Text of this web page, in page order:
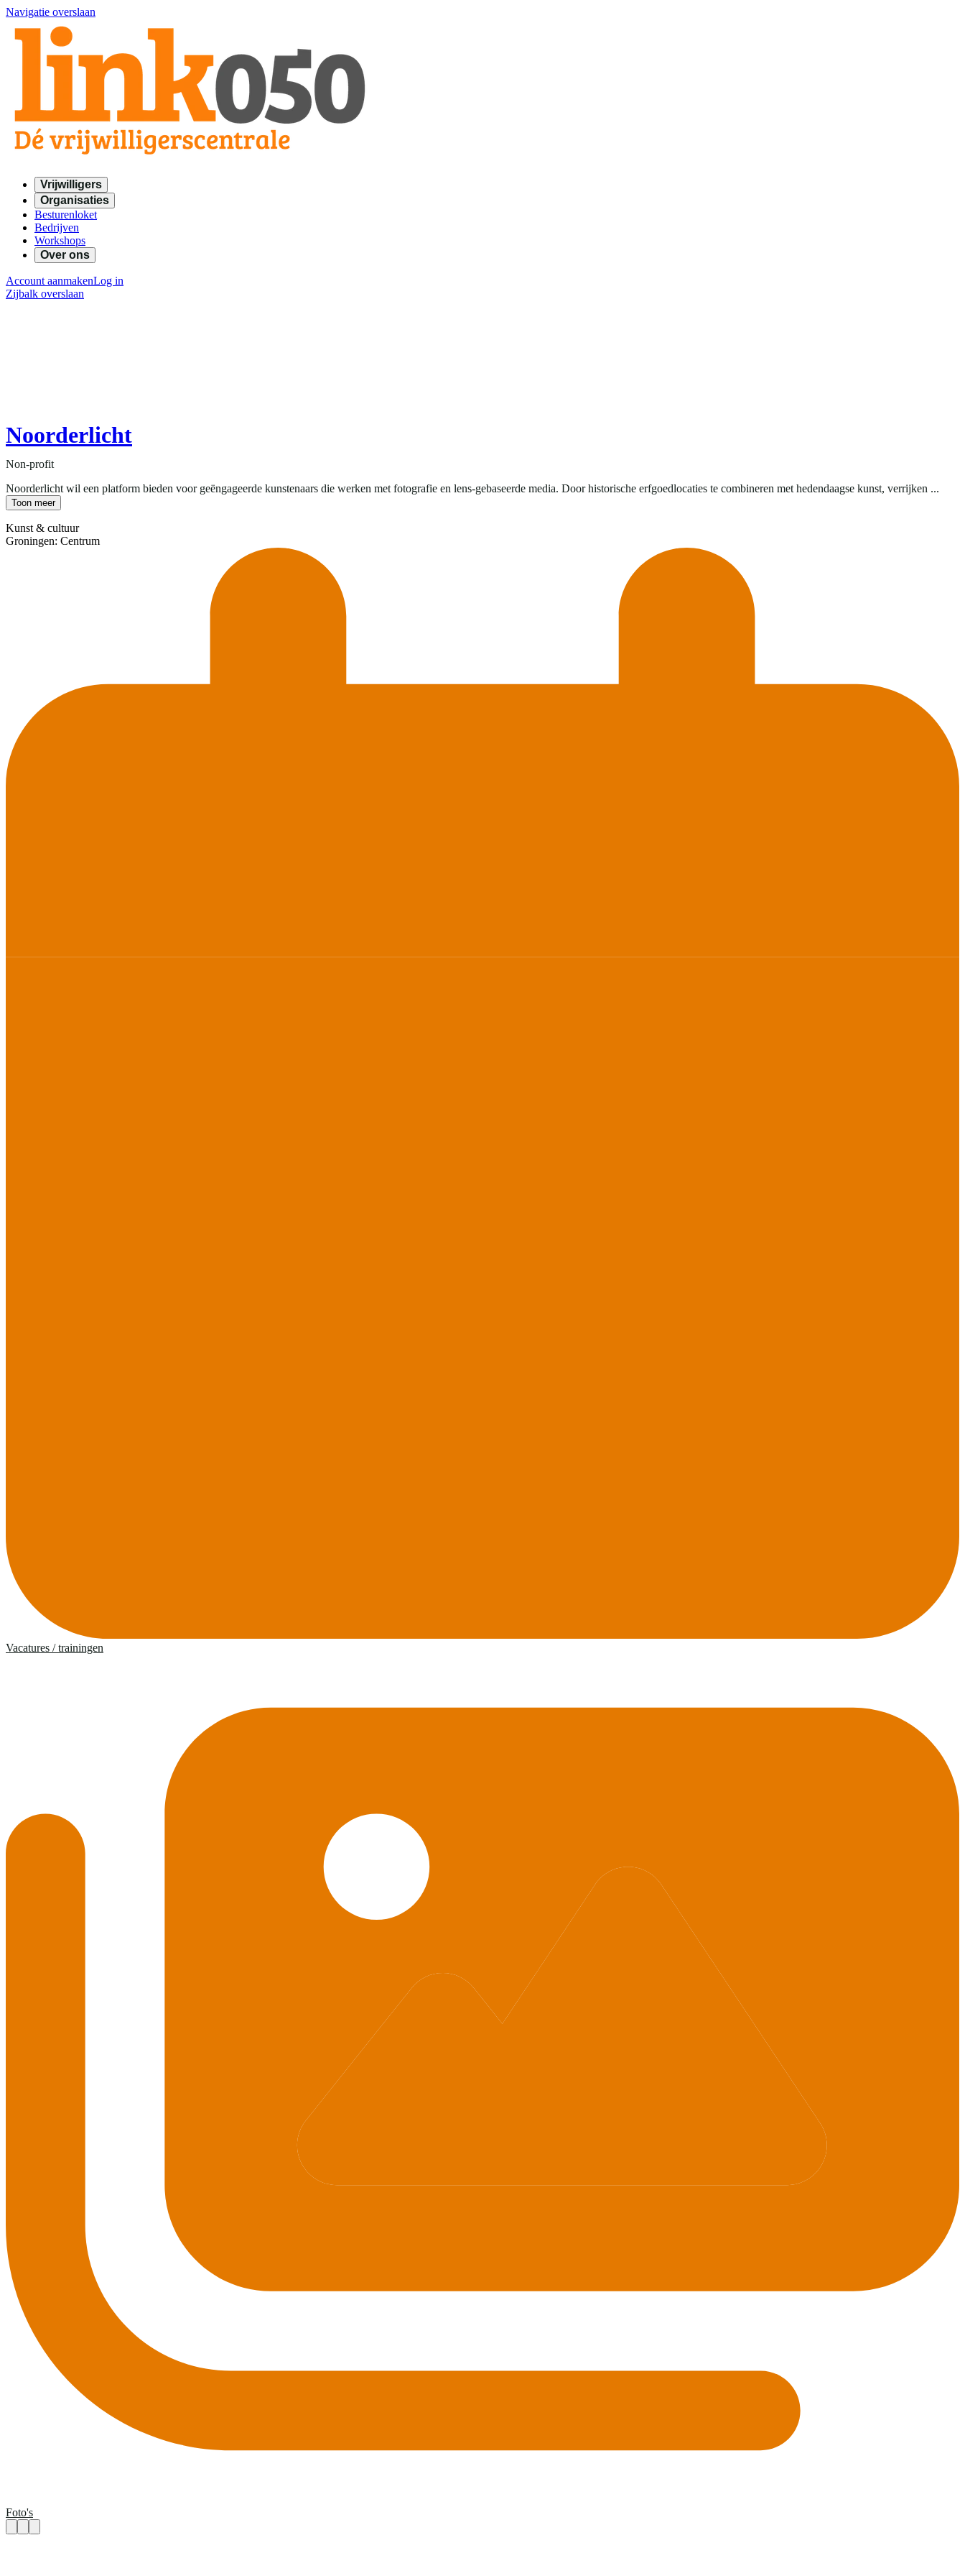
Navigatie overslaan
Vrijwilligers
Organisaties
Besturenloket
Bedrijven
Workshops
Over ons
Account aanmakenLog in
Zijbalk overslaan
Noorderlicht
Non-profit
Noorderlicht wil een platform bieden voor geëngageerde kunstenaars die werken met fotografie en lens-gebaseerde media. Door historische erfgoedlocaties te combineren met hedendaagse kunst, verrijken ...
Toon meer
Kunst & cultuur
Groningen: Centrum
Vacatures / trainingen
Foto's